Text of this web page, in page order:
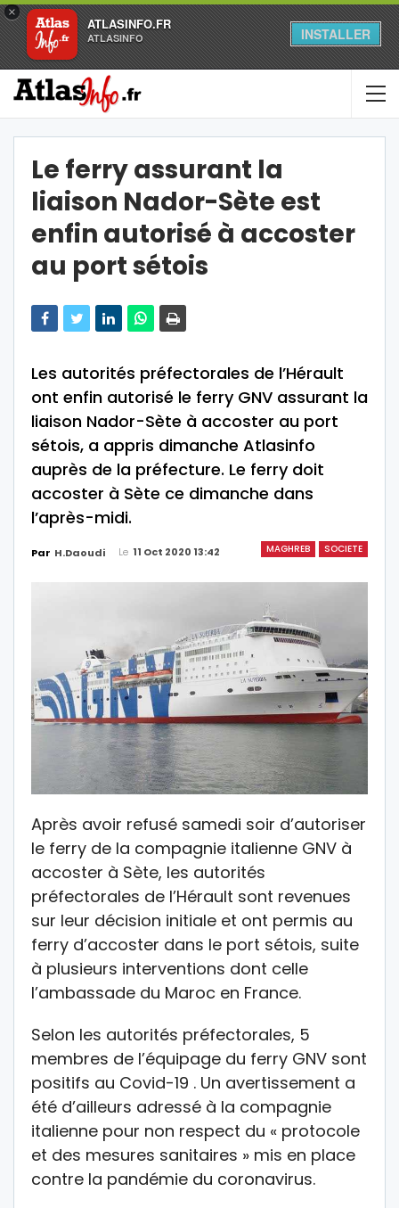
×
ATLASINFO.FR
ATLASINFO INSTALLER
Le ferry assurant la
liaison Nador-Sète est
enfin autorisé à accoster
au port sétois
Les autorités préfectorales de l’Hérault
ont enfin autorisé le ferry GNV assurant la
liaison Nador-Sète à accoster au port
sétois, a appris dimanche Atlasinfo
auprès de la préfecture. Le ferry doit
accoster à Sète ce dimanche dans
l’après-midi.
MAGHREB SOCIETE
Par H.Daoudi Le 11 Oct 2020 13:42
Après avoir refusé samedi soir d’autoriser
le ferry de la compagnie italienne GNV à
accoster à Sète, les autorités
préfectorales de l’Hérault sont revenues
sur leur décision initiale et ont permis au
ferry d’accoster dans le port sétois, suite
à plusieurs interventions dont celle
l’ambassade du Maroc en France.
Selon les autorités préfectorales, 5
membres de l’équipage du ferry GNV sont
positifs au Covid-19 . Un avertissement a
été d’ailleurs adressé à la compagnie
italienne pour non respect du « protocole
et des mesures sanitaires » mis en place
contre la pandémie du coronavirus.